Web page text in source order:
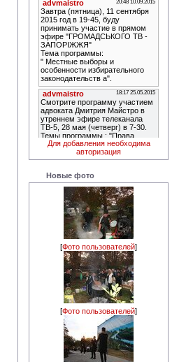
Для добавления необходима
авторизация
Новые фото
[Фото пользователей]
[Фото пользователей]